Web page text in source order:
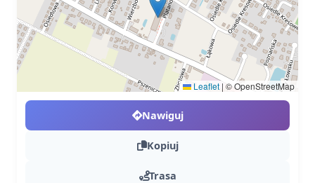
Leaflet | © OpenStreetMap
Nawiguj
Kopiuj
Trasa